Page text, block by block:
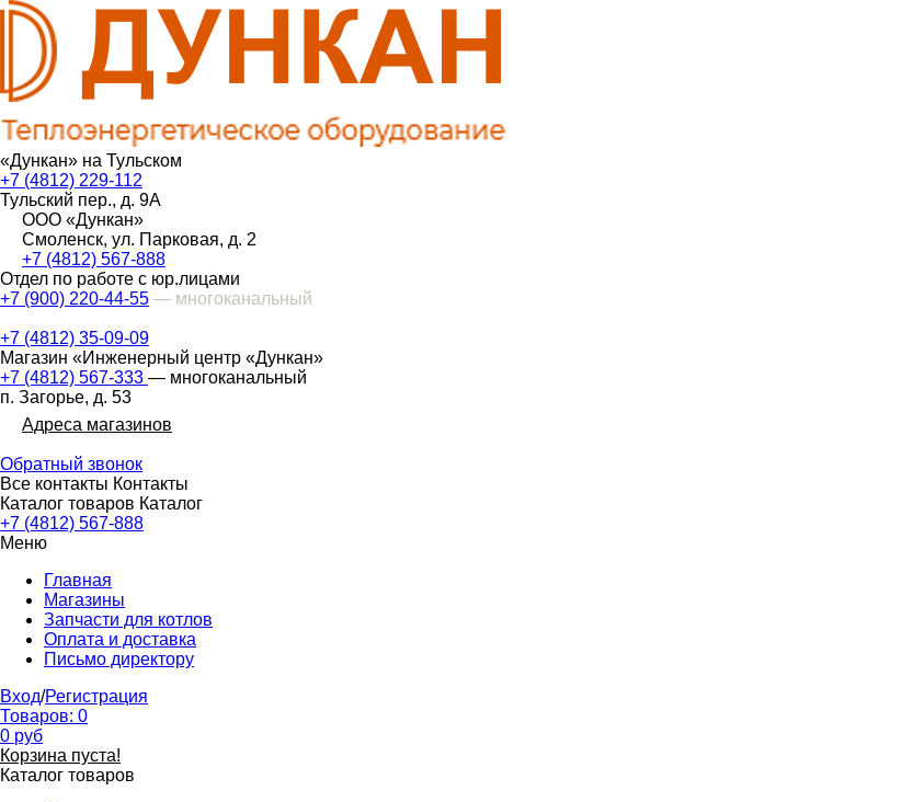
«Дункан» на Тульском
+7 (4812) 229-112
Тульский пер., д. 9А
ООО «Дункан»
Смоленск, ул. Парковая, д. 2
+7 (4812) 567-888
Отдел по работе с юр.лицами
+7 (900) 220-44-55 — многоканальный
+7 (4812) 35-09-09
Магазин «Инженерный центр «Дункан»
+7 (4812) 567-333 — многоканальный
п. Загорье, д. 53
Адреса магазинов
Обратный звонок
Все контакты Контакты
Каталог товаров Каталог
+7 (4812) 567-888
Меню
Главная
Магазины
Запчасти для котлов
Оплата и доставка
Письмо директору
Вход/Регистрация
Товаров: 0
0 руб
Корзина пуста!
Каталог товаров